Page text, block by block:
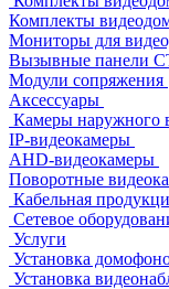
Комплекты
Мониторы для
Вызывные панели
Модули сопряжения
Аксессуары
Камеры наружного
IP-видеокамеры
AHD-видеокамеры
Поворотные
Кабельная
Сетевое
Услуги
Установка
Установка